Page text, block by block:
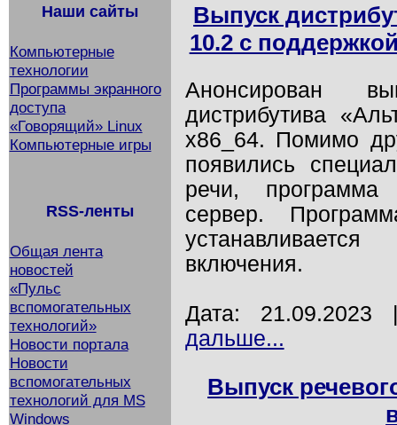
Наши сайты
Компьютерные
технологии
Программы экранного
доступа
«Говорящий» Linux
Компьютерные игры
RSS-ленты
Общая лента
новостей
«Пульс
вспомогательных
технологий»
Новости портала
Новости
вспомогательных
технологий для MS
Windows
Выпуск
10.2 с
Анонсирован
дистрибутива
x86_64. Помимо
появились
речи, программа
сервер.
включения.
Дата:
дальше...
Выпуск